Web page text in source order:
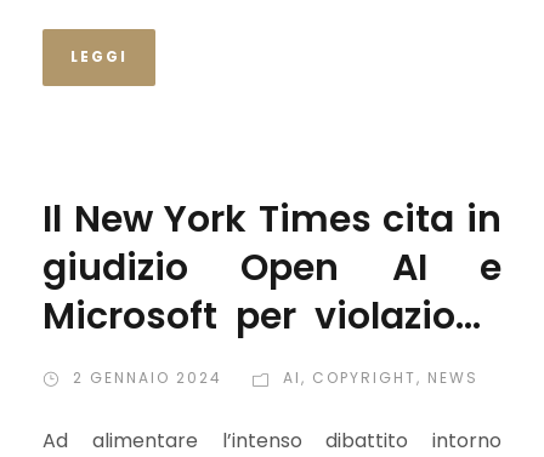
LEGGI
Il New York Times cita in
giudizio Open AI e
Microsoft per violazione
del copyright
2 GENNAIO 2024 AI, COPYRIGHT, NEWS
Ad alimentare l’intenso dibattito intorno